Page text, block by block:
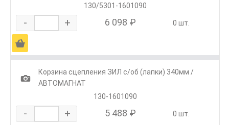
130/5301-1601090
- + 6 098 ₽ 0 шт.
Ä
1
Корзина сцепления ЗИЛ с/об (лапки) 340мм /
АВТОМАГНАТ
130-1601090
- + 5 488 ₽ 0 шт.